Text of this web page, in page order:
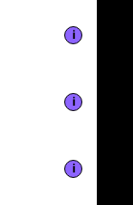
i
i
i